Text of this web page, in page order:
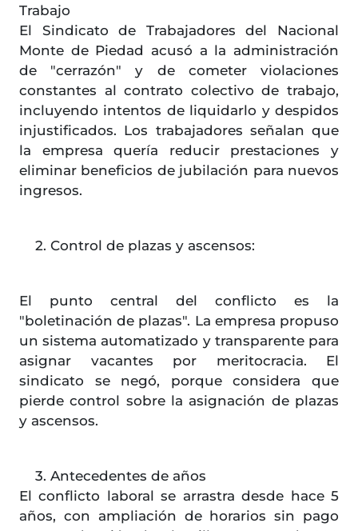
Trabajo
El Sindicato de Trabajadores del Nacional
Monte de Piedad acusó a la administración
de "cerrazón" y de cometer violaciones
constantes al contrato colectivo de trabajo,
incluyendo intentos de liquidarlo y despidos
injustificados. Los trabajadores señalan que
la empresa quería reducir prestaciones y
eliminar beneficios de jubilación para nuevos
ingresos.
2. Control de plazas y ascensos:
El punto central del conflicto es la
"boletinación de plazas". La empresa propuso
un sistema automatizado y transparente para
asignar vacantes por meritocracia. El
sindicato se negó, porque considera que
pierde control sobre la asignación de plazas
y ascensos.
3. Antecedentes de años
El conflicto laboral se arrastra desde hace 5
años, con ampliación de horarios sin pago